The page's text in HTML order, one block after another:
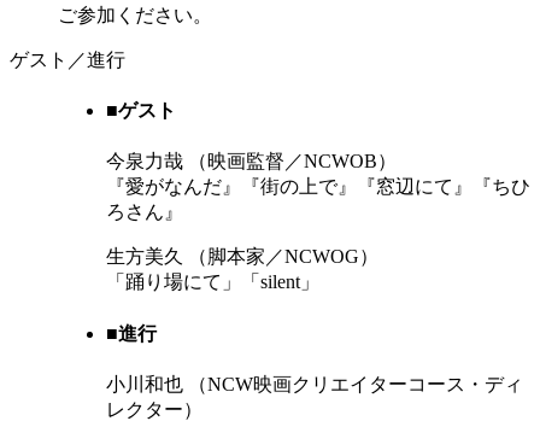
ご参加ください。
ゲスト／進行
■ゲスト
今泉力哉 （映画監督／NCWOB）
『愛がなんだ』『街の上で』『窓辺にて』『ちひ
ろさん』
生方美久
（脚本家／NCWOG）
「踊り場にて」「silent」
■進行
小川和也 （NCW映画クリエイターコース・ディ
レクター）